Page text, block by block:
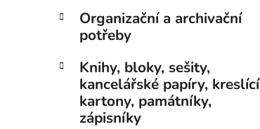
Organizační a archivační
potřeby
Knihy, bloky, sešity,
kancelářské papíry, kreslící
kartony, památníky,
zápisníky